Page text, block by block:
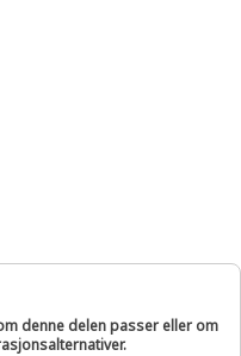
denne delen passer eller om